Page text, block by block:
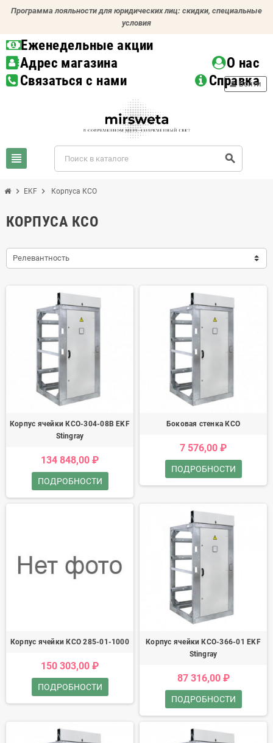
Программа лояльности для юридических лиц: скидки, специальные
условия
Еженедельные акции
Адрес магазина
О нас
Связаться с нами
Справка
view_headline search
person Войти
chevron_right EKF chevron_right Корпуса КСО
КОРПУСА КСО
Релевантность
Корпус ячейки КСО-304-08В EKF
Stingray
134 848,00 ₽
ПОДРОБНОСТИ
Боковая стенка КСО
7 576,00 ₽
ПОДРОБНОСТИ
Корпус ячейки КСО 285-01-1000
150 303,00 ₽
ПОДРОБНОСТИ
Корпус ячейки КСО-366-01 EKF
Stingray
87 316,00 ₽
ПОДРОБНОСТИ